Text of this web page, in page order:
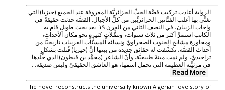
الرواية أعادت تركيب قصَّة الحبِّ الجزائريَّة المعروفة عند الجميع (حيزيا) التي
تغنَّى بها أغلب الفنَّانين الجزائريِّين من كلِّ الأجيال. القصَّة حدثت حقيقةً في
واحات الزيبان، في النصف الثاني من القرن ١٩. بعد بحث طويلٍ قام به
الكاتب استمرَّ أكثر من ثلاث سنوات، وتنقُّلاتٍ كثيرةٍ نحو مكان الأحداث،
ومحاورة مشايخ الجنوب الصحراويّ ونسائه المسنَّات القريبات تاريخيًّا من
أحداث القصَّة، تكشَّفت له حقائق جديدة من بينها أنَّ (حيزيا) قُتلت بشكلٍ
تراجيديّ، ولم تمت ميتةً طبيعيَّة. وأنَّ الشاعر (محمَّد بن قيطون) الذي خلَّدها
في مرثيَّته العظيمة التي تحمل اسمها، هو العاشق الحقيقيّ وليس صديقه...
Read More
The novel reconstructs the universally known Algerian love story of